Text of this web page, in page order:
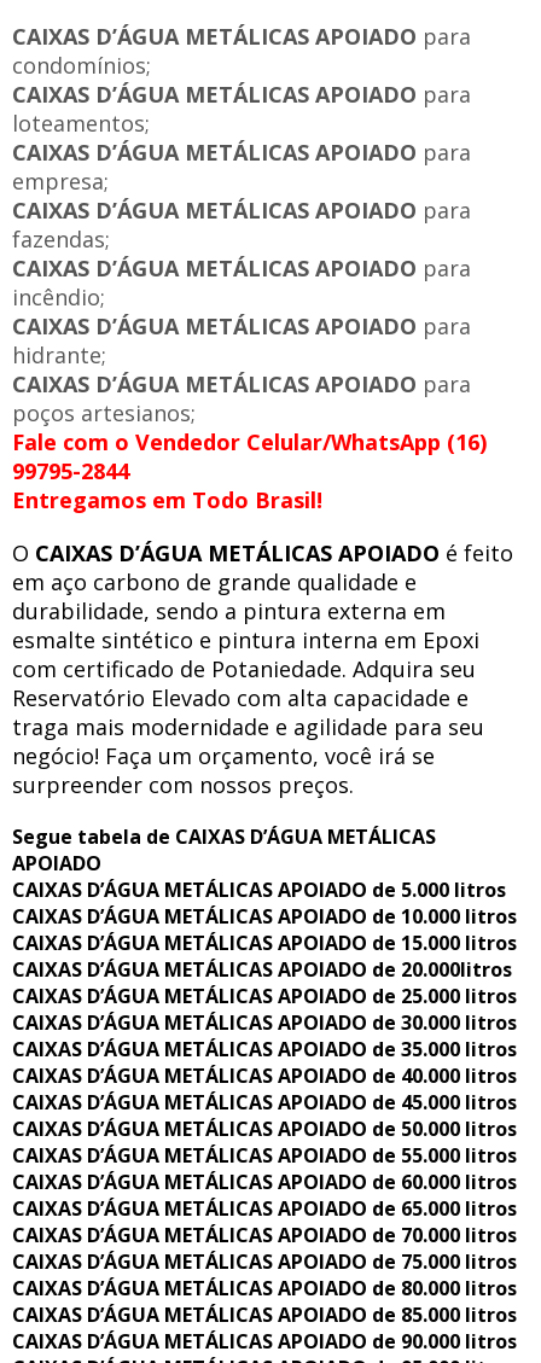
CAIXAS D’ÁGUA METÁLICAS APOIADO para
condomínios;
CAIXAS D’ÁGUA METÁLICAS APOIADO para
loteamentos;
CAIXAS D’ÁGUA METÁLICAS APOIADO para
empresa;
CAIXAS D’ÁGUA METÁLICAS APOIADO para
fazendas;
CAIXAS D’ÁGUA METÁLICAS APOIADO para
incêndio;
CAIXAS D’ÁGUA METÁLICAS APOIADO para
hidrante;
CAIXAS D’ÁGUA METÁLICAS APOIADO para
poços artesianos;
Fale com o Vendedor Celular/WhatsApp (16)
99795-2844
Entregamos em Todo Brasil!
O CAIXAS D’ÁGUA METÁLICAS APOIADO é feito
em aço carbono de grande qualidade e
durabilidade, sendo a pintura externa em
esmalte sintético e pintura interna em Epoxi
com certificado de Potaniedade. Adquira seu
Reservatório Elevado com alta capacidade e
traga mais modernidade e agilidade para seu
negócio! Faça um orçamento, você irá se
surpreender com nossos preços.
Segue tabela de CAIXAS D’ÁGUA METÁLICAS
APOIADO
CAIXAS D’ÁGUA METÁLICAS APOIADO de 5.000 litros
CAIXAS D’ÁGUA METÁLICAS APOIADO de 10.000 litros
CAIXAS D’ÁGUA METÁLICAS APOIADO de 15.000 litros
CAIXAS D’ÁGUA METÁLICAS APOIADO de 20.000litros
CAIXAS D’ÁGUA METÁLICAS APOIADO de 25.000 litros
CAIXAS D’ÁGUA METÁLICAS APOIADO de 30.000 litros
CAIXAS D’ÁGUA METÁLICAS APOIADO de 35.000 litros
CAIXAS D’ÁGUA METÁLICAS APOIADO de 40.000 litros
CAIXAS D’ÁGUA METÁLICAS APOIADO de 45.000 litros
CAIXAS D’ÁGUA METÁLICAS APOIADO de 50.000 litros
CAIXAS D’ÁGUA METÁLICAS APOIADO de 55.000 litros
CAIXAS D’ÁGUA METÁLICAS APOIADO de 60.000 litros
CAIXAS D’ÁGUA METÁLICAS APOIADO de 65.000 litros
CAIXAS D’ÁGUA METÁLICAS APOIADO de 70.000 litros
CAIXAS D’ÁGUA METÁLICAS APOIADO de 75.000 litros
CAIXAS D’ÁGUA METÁLICAS APOIADO de 80.000 litros
CAIXAS D’ÁGUA METÁLICAS APOIADO de 85.000 litros
CAIXAS D’ÁGUA METÁLICAS APOIADO de 90.000 litros